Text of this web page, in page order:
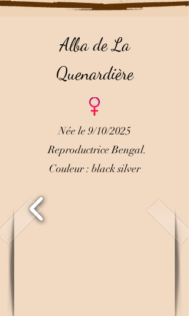
Alba de La
Quenardière
Née le 9/10/2025
Reproductrice Bengal.
Couleur : black silver